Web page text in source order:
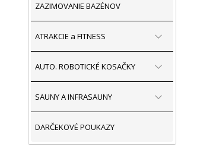
ZAZIMOVANIE BAZÉNOV
ATRAKCIE a FITNESS
AUTO. ROBOTICKÉ KOSAČKY
SAUNY A INFRASAUNY
DARČEKOVÉ POUKAZY